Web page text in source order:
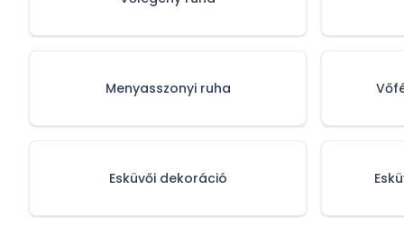
Menyasszonyi ruha
Esküvői dekoráció